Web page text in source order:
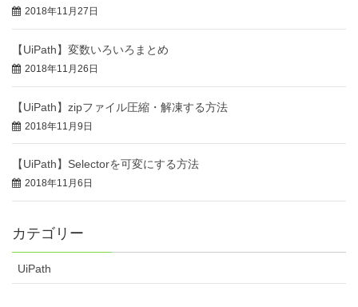
2018年11月27日
【UiPath】変数いろいろまとめ
2018年11月26日
【UiPath】zipファイル圧縮・解凍する方法
2018年11月9日
【UiPath】Selectorを可変にする方法
2018年11月6日
カテゴリー
UiPath